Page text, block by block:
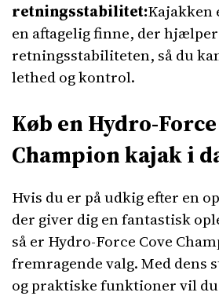
retningsstabilitet:Kajakken
en aftagelig finne, der
retningsstabiliteten, så du
lethed og kontrol.
Køb en Hydro-
Champion kajak i
Hvis du er på udkig efter en
der giver dig en fantastisk
så er Hydro-Force Cove
fremragende valg. Med
og praktiske funktioner vil